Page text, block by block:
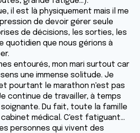
il est là physiquement mais il me
de devoir gérer seule
de décisions, les sorties, les
que nous gérions à
entourés, mon mari surtout car
une immense solitude. Je
pourtant le marathon n'est pas
continue de travailler, à temps
Du fait, toute la famille
médical. C'est fatiguant...
personnes qui vivent des